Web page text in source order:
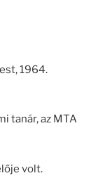
1964.
tanár, az MTA
volt.